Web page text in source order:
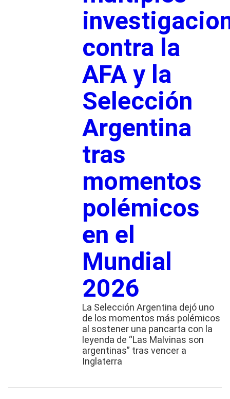
contra la
AFA y la
Selección
Argentina
tras
momentos
polémicos
en el
Mundial
2026
La Selección Argentina dejó uno
de los momentos más polémicos
al sostener una pancarta con la
leyenda de “Las Malvinas son
argentinas” tras vencer a
Inglaterra